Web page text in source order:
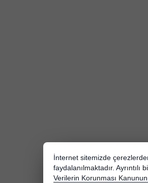
İnternet sitemizde
faydalanılmaktadır. Ayrıntılı
Verilerin Korunması